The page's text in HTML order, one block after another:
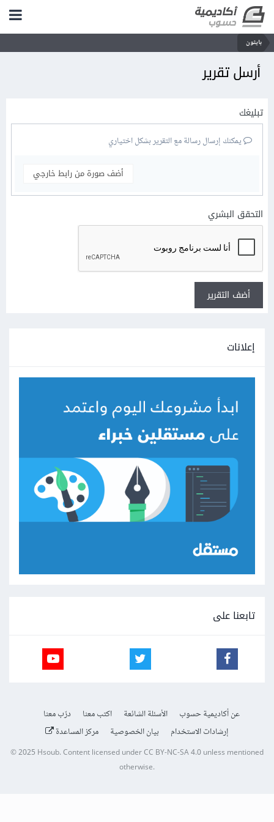
بايثون
أرسل تقرير
تبليغك
يمكنك إرسال رسالة مع التقرير بشكل اختياري
أضف صورة من رابط خارجي
التحقق البشري
أضف التقرير
إعلانات
تابعنا على
عن أكاديمية حسوب الأسئلة الشائعة اكتب معنا
درّب معنا
إرشادات الاستخدام
بيان الخصوصية مركز المساعدة
© 2025 Hsoub.Content licensed underCC BY-NC-SA 4.0unless mentioned
otherwise.